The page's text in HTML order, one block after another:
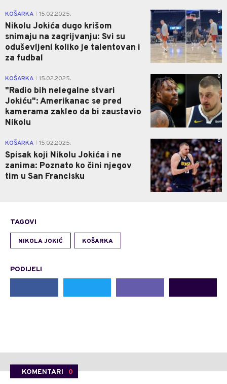
KOŠARKA 15.02.2025.
Nikolu Jokića dugo krišom
snimaju na zagrijvanju: Svi su
oduševljeni koliko je talentovan i
za fudbal
0
KOŠARKA 15.02.2025.
"Radio bih nelegalne stvari
Jokiću": Amerikanac se pred
kamerama zakleo da bi zaustavio
Nikolu
0
KOŠARKA 15.02.2025.
Spisak koji Nikolu Jokića i ne
zanima: Poznato ko čini njegov
tim u San Francisku
0
TAGOVI
NIKOLA JOKIĆ KOŠARKA
PODIJELI
KOMENTARI 0